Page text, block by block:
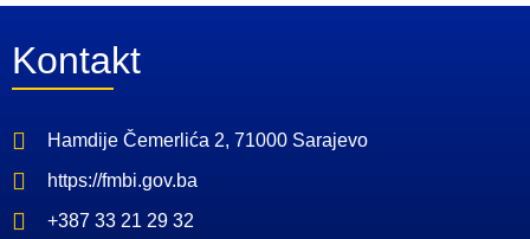
Kontakt
Hamdije Čemerlića 2, 71000 Sarajevo
https://fmbi.gov.ba
+387 33 21 29 32